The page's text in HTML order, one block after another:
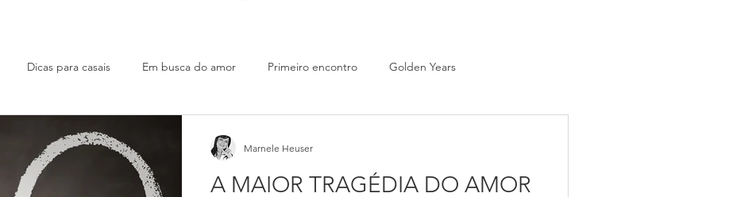
Dicas para casais Em busca do amor Primeiro encontro Golden Years
A MAIOR TRAGÉDIA DO AMOR
Marnele Heuser